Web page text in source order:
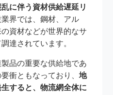
に伴う資材供給遅延リ
界では、鋼材、アル
資材などが世界的なサ
達されています。
品の重要な供給地であ
衝ともなっており、地
すると、物流網全体に